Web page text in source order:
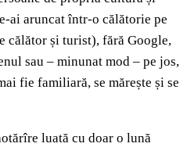
ai aruncat într-o călătorie pe
călător și turist), fără Google,
sau – minunat mod – pe jos,
fie familiară, se mărește și se
luată cu doar o lună